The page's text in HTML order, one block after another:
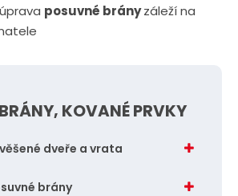
posuvné brányzáleží na
KOVANÉ PRVKY
dveře a vrata
brány